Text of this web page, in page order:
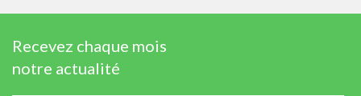
Recevez chaque mois
notre actualité